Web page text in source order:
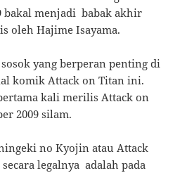
bakal menjadi babak akhir
oleh Hajime Isayama.
yang berperan penting di
komik Attack on Titan ini.
kali merilis Attack on
2009 silam.
no Kyojin atau Attack
legalnya adalah pada